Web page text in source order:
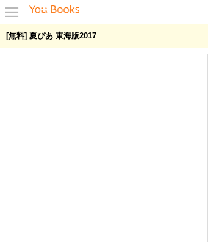
ー
[無料] 夏ぴあ 東海版2017